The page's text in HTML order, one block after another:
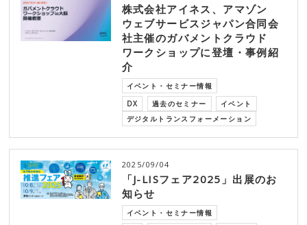
株式会社アイネス、アマゾン
ウェブサービスジャパン合同会
社主催のガバメントクラウド
ワークショップに登壇・事例紹
介
イベント・セミナー情報
DX
過去のセミナー
イベント
デジタルトランスフォーメーション
2025/09/04
「J-LISフェア2025」出展のお
知らせ
イベント・セミナー情報